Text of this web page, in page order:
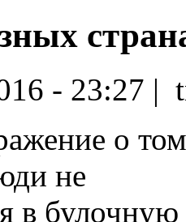
- 23:27 |
о
не
в булочную